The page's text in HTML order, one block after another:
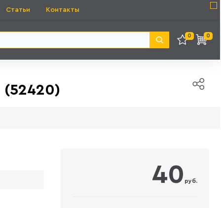
Статьи Контакты
0 0
40 руб.